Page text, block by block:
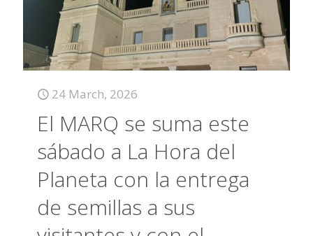
24 March, 2026
El MARQ se suma este
sábado a La Hora del
Planeta con la entrega
de semillas a sus